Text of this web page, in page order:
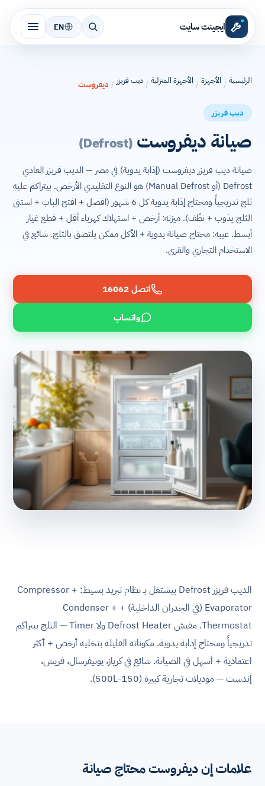
ايجينت سايت EN
الرئيسية / الأجهزة / الأجهزة المنزلية / ديب فريزر / ديفروست
ديب فريزر
صيانة ديفروست (Defrost)
صيانة ديب فريزر ديفروست (إذابة يدوية) في مصر — الديب فريزر العادي
Defrost (أو Manual Defrost) هو النوع التقليدي الأرخص. بيتراكم عليه
ثلج تدريجياً ومحتاج إذابة يدوية كل 6 شهور (افصل + افتح الباب + استنى
الثلج يذوب + نظّف). ميزته: أرخص + استهلاك كهرباء أقل + قطع غيار
أبسط. عيبه: محتاج صيانة يدوية + الأكل ممكن يلتصق بالثلج. شائع في
الاستخدام التجاري والقرى.
اتصل 16062
واتساب
الديب فريزر Defrost بيشتغل بـ نظام تبريد بسيط: Compressor +
Evaporator (في الجدران الداخلية) + Condenser +
Thermostat. مفيش Defrost Heater ولا Timer — الثلج بيتراكم
تدريجياً ومحتاج إذابة يدوية. مكوناته القليلة بتخليه أرخص + أكثر
اعتمادية + أسهل في الصيانة. شائع في كرياز، يونيفرسال، فريش،
إندست — موديلات تجارية كبيرة (150-500L).
علامات إن ديفروست محتاج صيانة